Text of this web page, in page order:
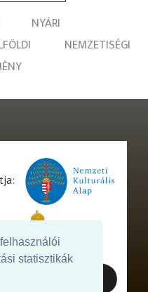
statisztikák
NYÁRI
NEMZETISÉGI